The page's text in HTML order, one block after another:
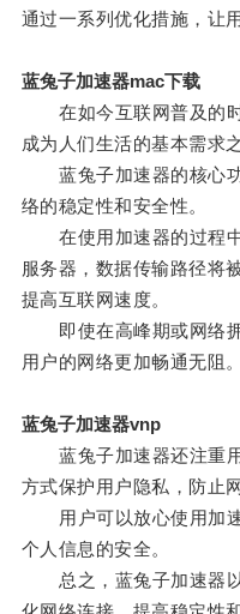
通过一系列优化措施，让
蓝兔子加速器mac下载
在如今互联网普及的时
成为人们生活的基本需求
蓝兔子加速器的核心功
络的稳定性和安全性。
在使用加速器的过程中
服务器，数据传输路径将
提高互联网速度。
即使在高峰期或网络拥
用户的网络更加畅通无阻。
蓝兔子加速器vnp
蓝兔子加速器还注重用
方式保护用户隐私，防止
用户可以放心使用加速
个人信息的安全。
总之，蓝兔子加速器以